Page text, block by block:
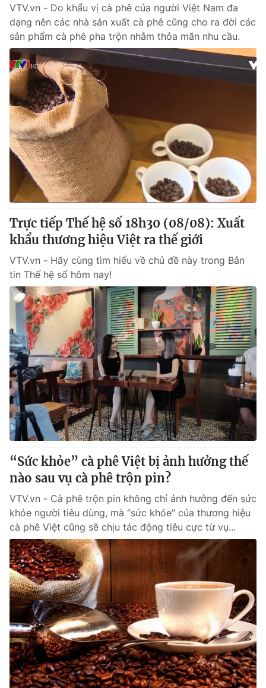
VTV.vn - Do khẩu vị cà phê của người Việt Nam đa
dạng nên các nhà sản xuất cà phê cũng cho ra đời các
sản phẩm cà phê pha trộn nhằm thỏa mãn nhu cầu.
Trực tiếp Thế hệ số 18h30 (08/08): Xuất
khẩu thương hiệu Việt ra thế giới
VTV.vn - Hãy cùng tìm hiểu về chủ đề này trong Bản
tin Thế hệ số hôm nay!
“Sức khỏe” cà phê Việt bị ảnh hưởng thế
nào sau vụ cà phê trộn pin?
VTV.vn - Cà phê trộn pin không chỉ ảnh hưởng đến sức
khỏe người tiêu dùng, mà “sức khỏe” của thương hiệu
cà phê Việt cũng sẽ chịu tác động tiêu cực từ vụ...